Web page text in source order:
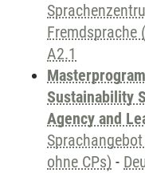
Fremdsprache
A2.1
Sustainability
Agency and
ohne CPs) -